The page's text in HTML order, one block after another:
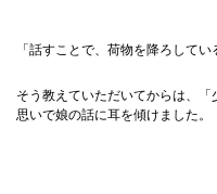
「話すことで、荷物を降ろしてい
そう教えていただいてからは、
思いで娘の話に耳を傾けました。